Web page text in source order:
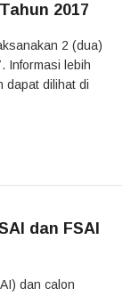
2017
2 (dua)
Informasi lebih
dapat dilihat di
dan FSAI
dan calon